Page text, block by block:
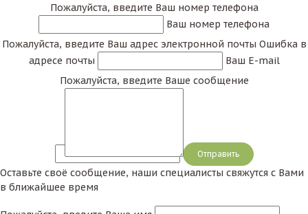
Пожалуйста, введите Ваш номер телефона
Ваш номер телефона
Пожалуйста, введите Ваш адрес электронной почты Ошибка в
адресе почты
Ваш E-mail
Пожалуйста, введите Ваше сообщение
Сообщение
Оставьте своё сообщение, наши специалисты свяжутся с Вами
в ближайшее время